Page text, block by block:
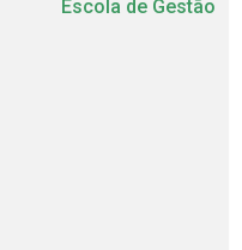
Escola de Gestão